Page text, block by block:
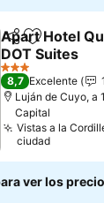
CompartirAñadir a
Apart Hotel
DOT Suites
Ver precios
3 Estrellas
8,7 Excelente
Luján de Cuyo, a
Capital
Vistas a la
ciudad
ver los